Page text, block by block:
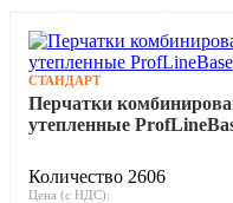
СТАНДАРТ
Перчатки
утепленные
Количество 2606
Цена (с НДС):